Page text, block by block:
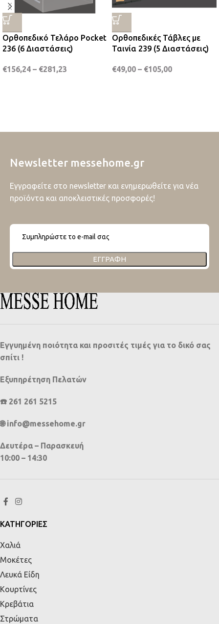
Ορθοπεδικό Τελάρο Pocket
236 (6 Διαστάσεις)
€156,24 – €281,23
Ορθοπεδικές Τάβλες με
Ταινία 239 (5 Διαστάσεις)
€49,00 – €105,00
Newsletter messehome.gr
Εγγραφείτε στο newsletter και ενημερωθείτε για νέα
προϊόντα και αποκλειστικές προσφορές!
ΕΓΓΡΑΦΉ
Εγγυημένη ποιότητα και προσιτές τιμές για το δικό σας
σπίτι !
Εξυπηρέτηση Πελατών
☎️ 261 261 5215
🌐 info@messehome.gr
Δευτέρα – Παρασκευή
10:00 – 14:30
ΚΑΤΗΓΟΡΙΕΣ
Χαλιά
Μοκέτες
Λευκά Είδη
Κουρτίνες
Κρεβάτια
Στρώματα